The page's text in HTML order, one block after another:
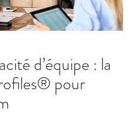
d’équipe : la
pour